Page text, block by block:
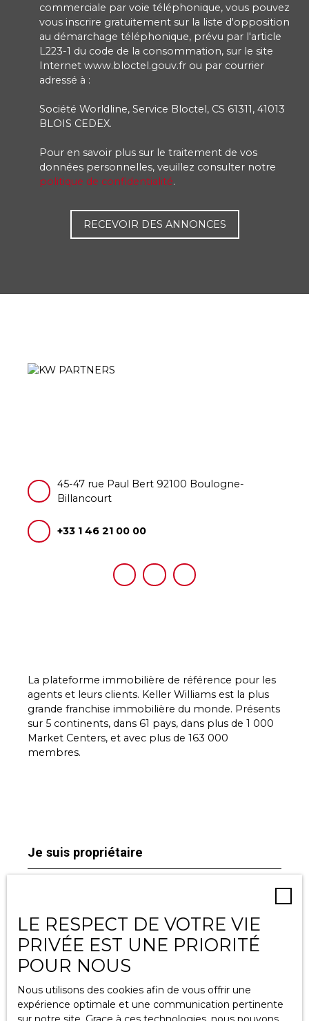
commerciale par voie téléphonique, vous pouvez
vous inscrire gratuitement sur la liste d'opposition
au démarchage téléphonique, prévu par l'article
L223-1 du code de la consommation, sur le site
Internet www.bloctel.gouv.fr ou par courrier
adressé à :
Société Worldline, Service Bloctel, CS 61311, 41013
BLOIS CEDEX.
Pour en savoir plus sur le traitement de vos
données personnelles, veuillez consulter notre
politique de confidentialité.
RECEVOIR DES ANNONCES
45-47 rue Paul Bert 92100 Boulogne-
Billancourt
+33 1 46 21 00 00
La plateforme immobilière de référence pour les
agents et leurs clients. Keller Williams est la plus
grande franchise immobilière du monde. Présents
sur 5 continents, dans 61 pays, dans plus de 1 000
Market Centers, et avec plus de 163 000
membres.
Je suis propriétaire
Vendre avec nous
Gestion locative
Nous contacter
LE RESPECT DE VOTRE VIE
PRIVÉE EST UNE PRIORITÉ
POUR NOUS
Nous utilisons des cookies afin de vous offrir une
expérience optimale et une communication pertinente